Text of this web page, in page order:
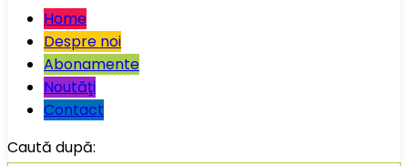
Home
Despre noi
Abonamente
Noutăţi
Contact
Caută după: